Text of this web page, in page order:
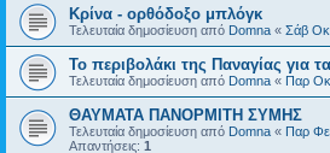
Κρίνα - ορθόδοξο μπλόγκ
Τελευταία δημοσίευση από Domna « Σάβ
Το περιβολάκι της Παναγίας για
Τελευταία δημοσίευση από Domna « Παρ
ΘΑΥΜΑΤΑ ΠΑΝΟΡΜΙΤΗ ΣΥΜΗΣ
Τελευταία δημοσίευση από Domna « Παρ
Απαντήσεις: 1